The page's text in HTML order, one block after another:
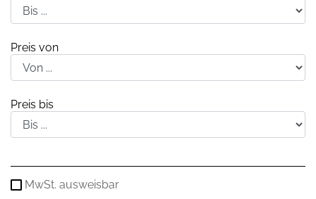
Preis von
Preis bis
MwSt. ausweisbar